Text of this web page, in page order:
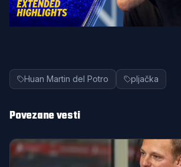
Huan Martin del Potro pljačka
Povezane vesti